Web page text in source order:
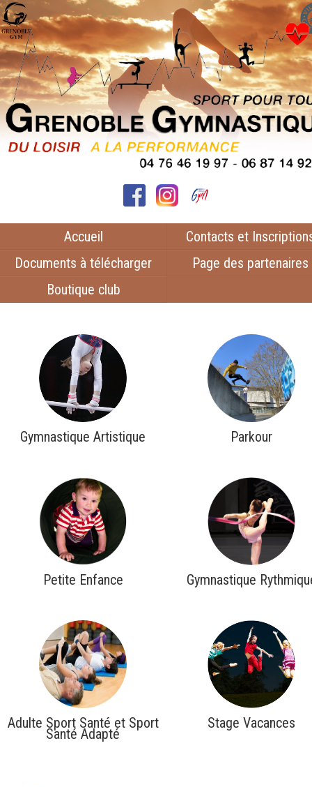
Accueil
Contacts et
Documents à télécharger
Page des partenaires
Boutique club
Gymnastique Artistique Parkour
Petite Enfance Gymnastique
Adulte Sport Santé et Sport
Santé Adapté
Stage Vacances